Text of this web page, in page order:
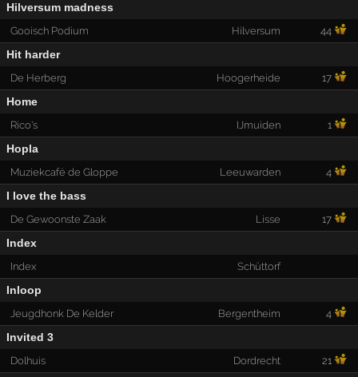
Hilversum madness
Gooisch Podium Hilversum 44
Hit harder
De Herberg Hoogerheide 17
Home
Rico's IJmuiden 1
Hopla
Muziekcafé de Gloppe Leeuwarden 4
I love the bass
De Gewoonste Zaak Lisse 17
Index
Index Schüttorf
Inloop
Jeugdhonk De Kelder Bergentheim 4
Invited 3
Dolhuis Dordrecht 21